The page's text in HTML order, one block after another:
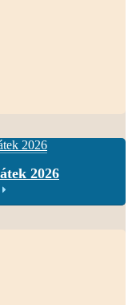
2026